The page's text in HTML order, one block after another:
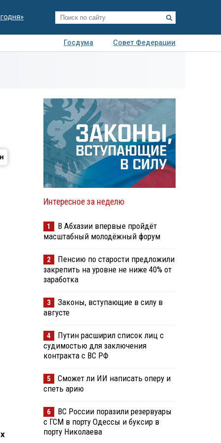
Госдума
Совет Федерации
Интересное за неделю
1
В Абхазии впервые пройдёт
масштабный молодёжный форум
2
Пенсию по старости предложили
закрепить на уровне не ниже 40% от
заработка
3
Законы, вступающие в силу в
августе
4
Путин расширил список лиц с
судимостью для заключения
контракта с ВС РФ
5
Сможет ли ИИ написать оперу и
спеть арию
6
ВС России поразили резервуары
с ГСМ в порту Одессы и буксир в
порту Николаева